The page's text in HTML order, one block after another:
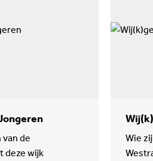
de
deze wijk
Wie